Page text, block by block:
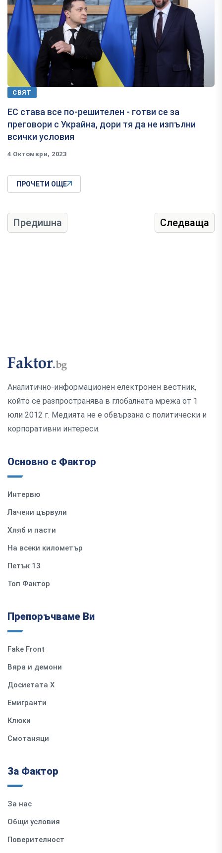
СВЯТ
ЕС става все по-решителен - готви се за
преговори с Украйна, дори тя да не изпълни
всички условия
4 Октомври, 2023
ПРОЧЕТИ ОЩЕ
Предишна Следваща
Аналитично-информационен електронен вестник,
който се разпространява в глобалната мрежа от 1
юли 2012 г. Медията не е обвързана с политически и
корпоративни интереси.
Основно с Фактор
Интервю
Лачени цървули
Хляб и пасти
На всеки километър
Петък 13
Топ Фактор
Препоръчваме Ви
Fake Front
Вяра и демони
Досиетата Х
Емигранти
Клюки
Смотаняци
За Фактор
За нас
Общи условия
Поверителност